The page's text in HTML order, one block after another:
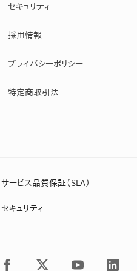
セキュリティ
採用情報
プライバシーポリシー
特定商取引法
サービス品質保証（SLA）
セキュリティー